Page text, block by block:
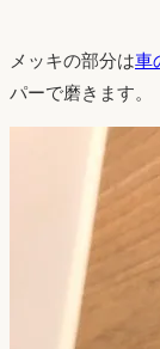
メッキの部分は車
パーで磨きます。